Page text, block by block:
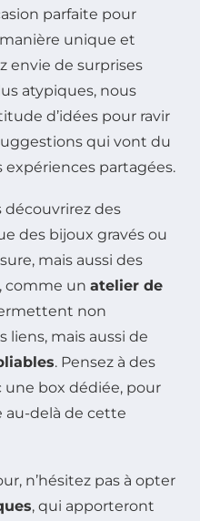
parfaite pour
unique et
envie de surprises
atypiques, nous
d’idées pour ravir
qui vont du
expériences partagées.
découvrirez des
des bijoux gravés ou
mais aussi des
comme un atelier de
non
liens, mais aussi de
. Pensez à des
une box dédiée, pour
au-delà de cette
n’hésitez pas à opter
, qui apporteront